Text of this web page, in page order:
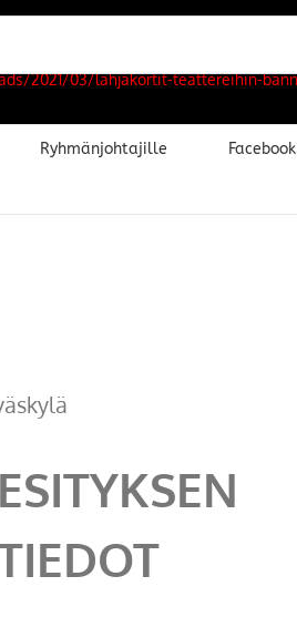
Ryhmänjohtajille Facebook
ESITYKSEN